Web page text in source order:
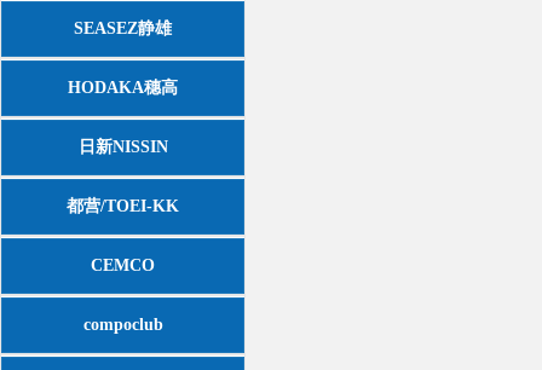
SEASEZ静雄
HODAKA穗高
日新NISSIN
都营/TOEI-KK
CEMCO
compoclub